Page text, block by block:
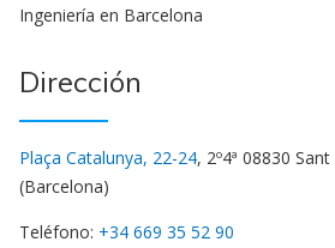
Ingeniería en Barcelona
Dirección
Plaça Catalunya, 22-24, 2º4ª 08830
(Barcelona)
Teléfono: +34 669 35 52 90